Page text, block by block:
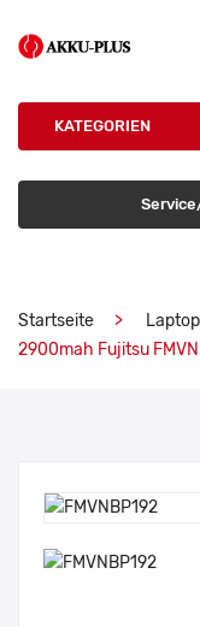
KATEGORIEN
Startseite
2900mah Fujitsu